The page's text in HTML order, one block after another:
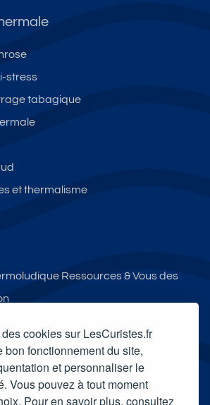
cookies sur LesCuristes.fr
bon fonctionnement du site,
et personnaliser le
Vous pouvez à tout moment
Pour en savoir plus, consultez
stress
tabagique
et thermalisme
Ressources & Vous des
Vichy